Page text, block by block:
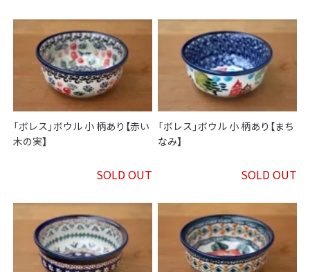
「ボレス」ボウル 小 柄あり【赤い
木の実】
SOLD OUT
「ボレス」ボウル 小 柄あり【まち
なみ】
SOLD OUT